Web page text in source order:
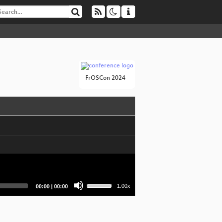
FrOSCon 2024
Current
00:00 | Total
00:00
Up/Down
Arrow
1.00x